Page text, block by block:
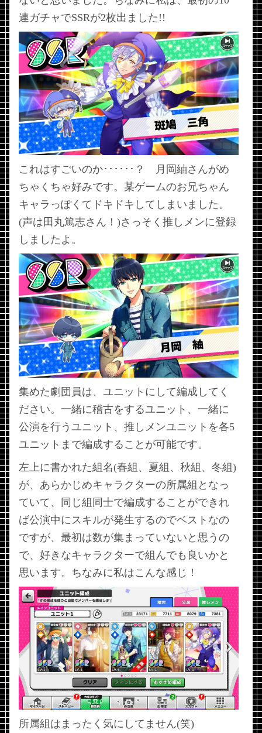
連ガチャでSSRが2枚出ました!!
これはすごいのか･･････？ 月岡紬さんがめ
ちゃくちゃ好みです。某ゲームのお兄ちゃん
キャラっぽくてドキドキしてしまいました。
(声は田丸篤志さん！)さっそく推しメンに登録
しましたよ。
集めた劇団員は、ユニットにして編成してく
ださい。一緒に稽古をするユニット、一緒に
公演を行うユニット、推しメンユニットを各5
ユニットまで編成することが可能です。
左上に書かれた組名(春組、夏組、秋組、冬組)
が、あらかじめキャラクターの所属組となっ
ていて、同じ組同士で編成することができれ
ば公演中にスキルが発生するのでベストなの
ですが、最初は数が集まっていないと思うの
で、好きなキャラクターで組んでも良いかと
思います。ちなみに私はこんな感じ！
所属組はまったく気にしてません(笑)